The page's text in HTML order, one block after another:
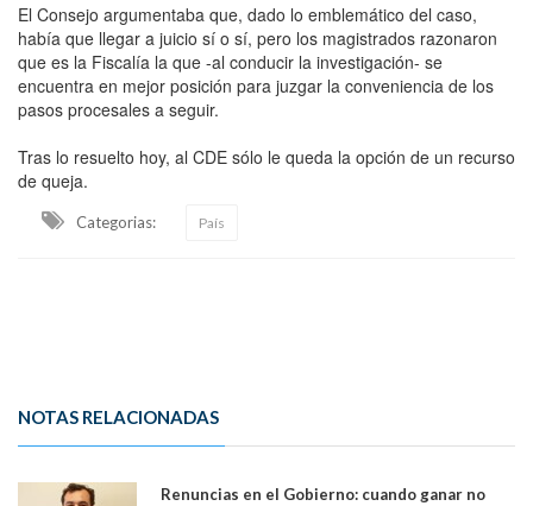
El Consejo argumentaba que, dado lo emblemático del caso,
había que llegar a juicio sí o sí, pero los magistrados razonaron
que es la Fiscalía la que -al conducir la investigación- se
encuentra en mejor posición para juzgar la conveniencia de los
pasos procesales a seguir.
Tras lo resuelto hoy, al CDE sólo le queda la opción de un recurso
de queja.
Categorias: País
NOTAS RELACIONADAS
Renuncias en el Gobierno: cuando ganar no